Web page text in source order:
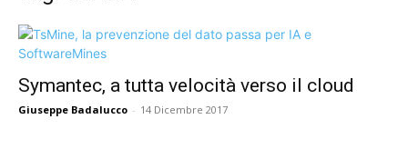
Symantec, a tutta velocità verso il cloud
Giuseppe Badalucco - 14 Dicembre 2017